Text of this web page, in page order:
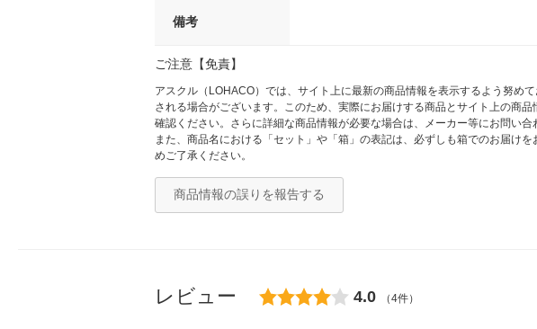
備考
ご注意【免責】
アスクル（LOHACO）では、サイト上に最新の商品情報を表示するよう努め
される場合がございます。このため、実際にお届けする商品とサイト上の商
確認ください。さらに詳細な商品情報が必要な場合は、メーカー等にお問い合
また、商品名における「セット」や「箱」の表記は、必ずしも箱でのお届け
めご了承ください。
商品情報の誤りを報告する
レビュー 4.0 （4件）